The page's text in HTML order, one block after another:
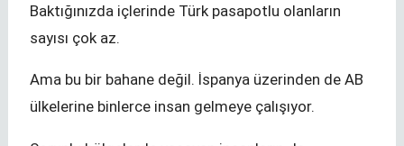
Baktığınızda içlerinde Türk pasapotlu olanların
sayısı çok az.
Ama bu bir bahane değil. İspanya üzerinden de AB
ülkelerine binlerce insan gelmeye çalışıyor.